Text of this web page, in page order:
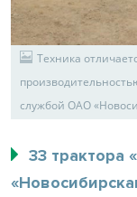
Техника
службой ОАО
33 трактора